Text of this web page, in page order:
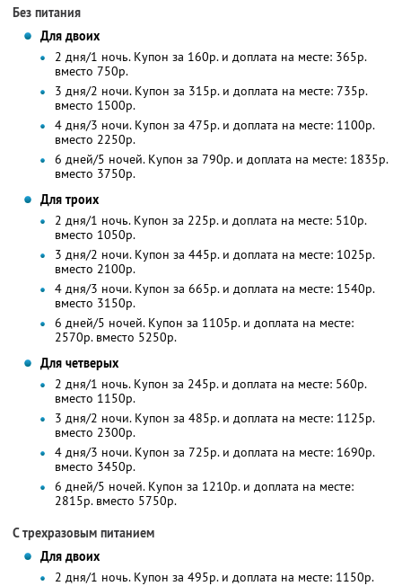
Без питания
Для двоих
2 дня/1 ночь. Купон за 160р. и доплата на месте: 365р.
вместо 750р.
3 дня/2 ночи. Купон за 315р. и доплата на месте: 735р.
вместо 1500р.
4 дня/3 ночи. Купон за 475р. и доплата на месте: 1100р.
вместо 2250р.
6 дней/5 ночей. Купон за 790р. и доплата на месте: 1835р.
вместо 3750р.
Для троих
2 дня/1 ночь. Купон за 225р. и доплата на месте: 510р.
вместо 1050р.
3 дня/2 ночи. Купон за 445р. и доплата на месте: 1025р.
вместо 2100р.
4 дня/3 ночи. Купон за 665р. и доплата на месте: 1540р.
вместо 3150р.
6 дней/5 ночей. Купон за 1105р. и доплата на месте:
2570р. вместо 5250р.
Для четверых
2 дня/1 ночь. Купон за 245р. и доплата на месте: 560р.
вместо 1150р.
3 дня/2 ночи. Купон за 485р. и доплата на месте: 1125р.
вместо 2300р.
4 дня/3 ночи. Купон за 725р. и доплата на месте: 1690р.
вместо 3450р.
6 дней/5 ночей. Купон за 1210р. и доплата на месте:
2815р. вместо 5750р.
С трехразовым питанием
Для двоих
2 дня/1 ночь. Купон за 495р. и доплата на месте: 1150р.